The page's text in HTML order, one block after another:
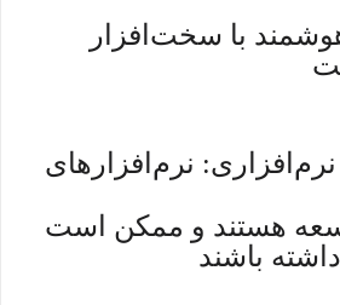
با سخت‌افزار
نرم‌افزارهای
هستند و ممکن است
باشند